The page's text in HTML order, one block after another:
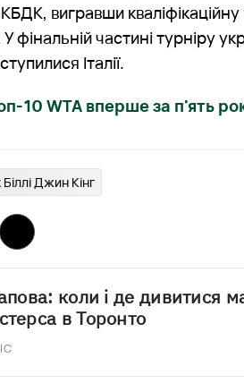
вигравши кваліфікаційну
фінальній частині турніру
Італії.
10 WTA вперше за п'ять
Джин Кінг
коли і де дивитися
в Торонто